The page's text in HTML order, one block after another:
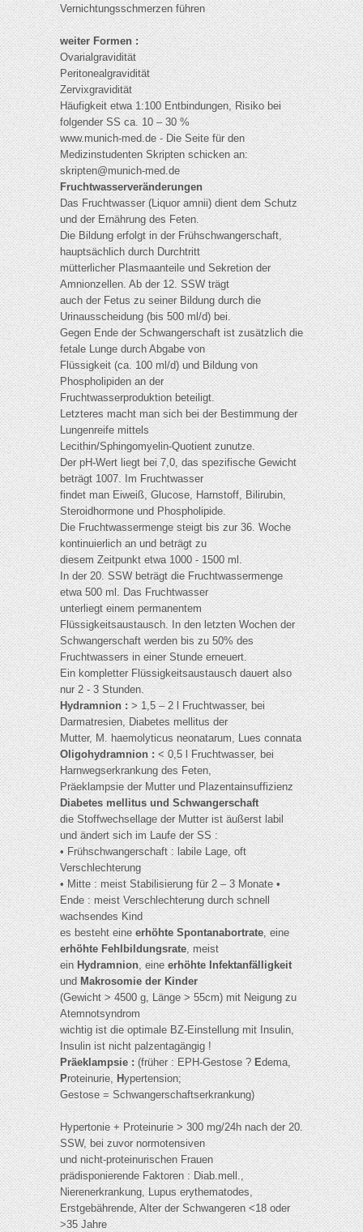
Vernichtungsschmerzen führen
weiter Formen :
Ovarialgravidität
Peritonealgravidität
Zervixgravidität
Häufigkeit etwa 1:100 Entbindungen, Risiko bei
folgender SS ca. 10 – 30 %
www.munich-med.de - Die Seite für den
Medizinstudenten Skripten schicken an:
skripten@munich-med.de
Fruchtwasserveränderungen
Das Fruchtwasser (Liquor amnii) dient dem Schutz
und der Ernährung des Feten.
Die Bildung erfolgt in der Frühschwangerschaft,
hauptsächlich durch Durchtritt
mütterlicher Plasmaanteile und Sekretion der
Amnionzellen. Ab der 12. SSW trägt
auch der Fetus zu seiner Bildung durch die
Urinausscheidung (bis 500 ml/d) bei.
Gegen Ende der Schwangerschaft ist zusätzlich die
fetale Lunge durch Abgabe von
Flüssigkeit (ca. 100 ml/d) und Bildung von
Phospholipiden an der
Fruchtwasserproduktion beteiligt.
Letzteres macht man sich bei der Bestimmung der
Lungenreife mittels
Lecithin/Sphingomyelin-Quotient zunutze.
Der pH-Wert liegt bei 7,0, das spezifische Gewicht
beträgt 1007. Im Fruchtwasser
findet man Eiweiß, Glucose, Harnstoff, Bilirubin,
Steroidhormone und Phospholipide.
Die Fruchtwassermenge steigt bis zur 36. Woche
kontinuierlich an und beträgt zu
diesem Zeitpunkt etwa 1000 - 1500 ml.
In der 20. SSW beträgt die Fruchtwassermenge
etwa 500 ml. Das Fruchtwasser
unterliegt einem permanentem
Flüssigkeitsaustausch. In den letzten Wochen der
Schwangerschaft werden bis zu 50% des
Fruchtwassers in einer Stunde erneuert.
Ein kompletter Flüssigkeitsaustausch dauert also
nur 2 - 3 Stunden.
Hydramnion :> 1,5 – 2 l Fruchtwasser, bei
Darmatresien, Diabetes mellitus der
Mutter, M. haemolyticus neonatarum, Lues connata
Oligohydramnion :< 0,5 l Fruchtwasser, bei
Harnwegserkrankung des Feten,
Präeklampsie der Mutter und Plazentainsuffizienz
Diabetes mellitus und Schwangerschaft
die Stoffwechsellage der Mutter ist äußerst labil
und ändert sich im Laufe der SS :
• Frühschwangerschaft : labile Lage, oft
Verschlechterung
• Mitte : meist Stabilisierung für 2 – 3 Monate •
Ende : meist Verschlechterung durch schnell
wachsendes Kind
es besteht eineerhöhte Spontanabortrate, eine
erhöhte Fehlbildungsrate, meist
einHydramnion, eineerhöhte Infektanfälligkeit
undMakrosomie der Kinder
(Gewicht > 4500 g, Länge > 55cm) mit Neigung zu
Atemnotsyndrom
wichtig ist die optimale BZ-Einstellung mit Insulin,
Insulin ist nicht palzentagängig !
Präeklampsie :(früher : EPH-Gestose ? Edema,
Proteinurie,Hypertension;
Gestose = Schwangerschaftserkrankung)
Hypertonie + Proteinurie > 300 mg/24h nach der 20.
SSW, bei zuvor normotensiven
und nicht-proteinurischen Frauen
prädisponierende Faktoren : Diab.mell.,
Nierenerkrankung, Lupus erythematodes,
Erstgebährende, Alter der Schwangeren <18 oder
>35 Jahre